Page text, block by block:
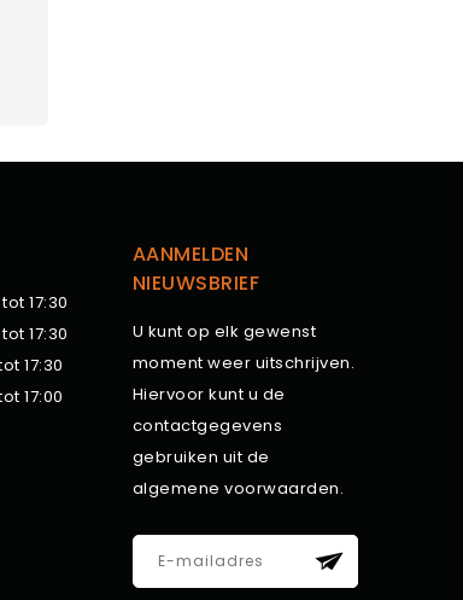
17:30
17:30
17:30
17:00
AANMELDEN
NIEUWSBRIEF
U kunt op elk gewenst
moment weer uitschrijven.
Hiervoor kunt u de
contactgegevens
gebruiken uit de
algemene voorwaarden.